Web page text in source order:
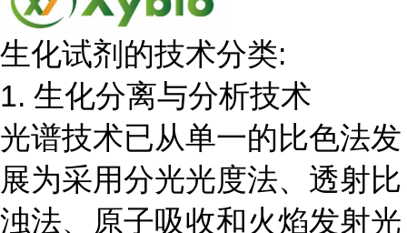
生化试剂的技术分类:
1. 生化分离与分析技术
光谱技术已从单一的比色法发
展为采用分光光度法、透射比
浊法、原子吸收和火焰发射光